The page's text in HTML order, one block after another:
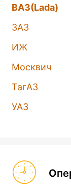
ВАЗ(Lada)
ЗАЗ
ИЖ
Москвич
ТагАЗ
УАЗ